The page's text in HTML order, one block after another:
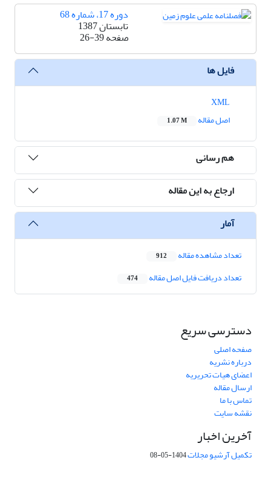
دوره 17، شماره 68
تابستان 1387
صفحه26-39
فایل ها
اصل مقاله
1.07 M
هم رسانی
ارجاع به این مقاله
آمار
تعداد مشاهده مقاله 912
تعداد دریافت فایل اصل مقاله 474
دسترسی سریع
صفحه اصلی
درباره نشریه
اعضای هیات تحریریه
ارسال مقاله
تماس با ما
نقشه سایت
آخرین اخبار
تکمیل آرشیو مجلات1404-05-08